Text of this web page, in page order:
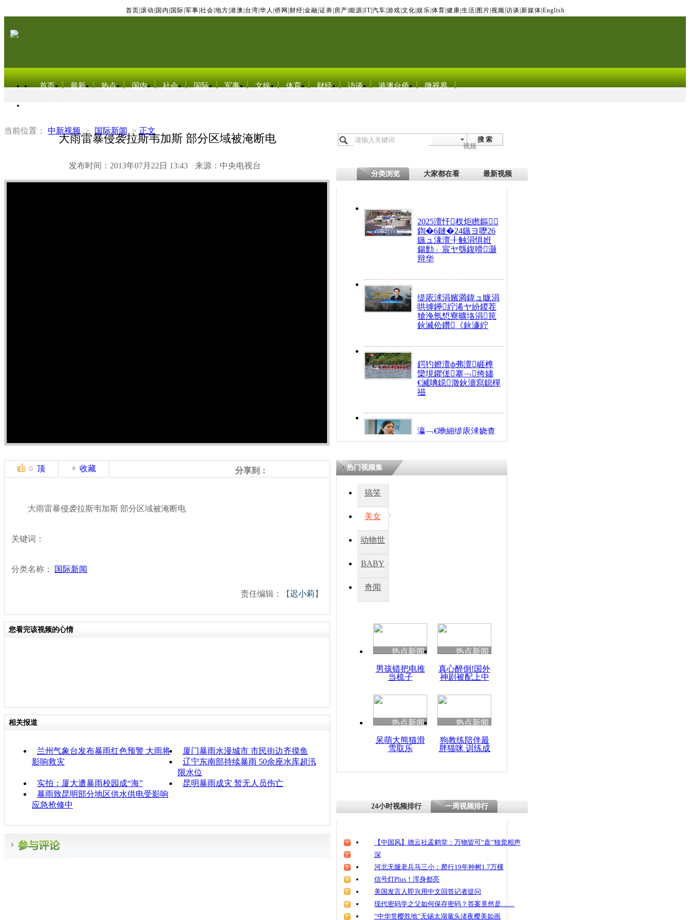
首页 滚动 国内 国际 军事 社会 地方 港澳 台湾 华人 侨网 财经 金融 证券 房产 能源 IT| 汽车 游戏 文化 娱乐 体育 健康 生活 图片 视频 访谈 新媒体 English
首页 最新 热点 国内 社会 国际 军事 文娱 体育 财经 访谈 港澳台侨 微视界
当前位置： 中新视频 > 国际新闻 > 正文
大雨雷暴侵袭拉斯韦加斯 部分区域被淹断电
发布时间：2013年07月22日 13:43 来源：中央电视台
搜 索
视频
分类浏览 大家都在看 最新视频
2025澶忓杈炬矁鏂
鍧�6鏈�24鏃ヨ嚦26
鏃ュ湪澶╂触涓惧姙
鍚勯」宸ヤ綔鍑嗗灏
辩华
缇庡浗涓嬪満鍏ュ眬涓
哄摢鑸紵浠ヤ紛鍐茬
獊浼氬惁寮曠垎涓笢
鈥滅伀鑽《鈥濓紵
鍔犳嬁澶ф弗澶崕榫
欒垷鑺傞搴﹁绔嬧
€滅唺鐚澂鈥濇寫鎴樿
禌
瀛﹁€咃細缇庡浗娆查
€间笢鍗椾簹涓庝腑鍥
瘑灞€
0 顶 收藏 分享到：
大雨雷暴侵袭拉斯韦加斯 部分区域被淹断电
关键词：
分类名称： 国际新闻
责任编辑：【迟小莉 】
您看完该视频的心情
相关报道
兰州气象台发布暴雨红色预警 大雨将
影响救灾
厦门暴雨水漫城市 市民街边齐摸鱼
辽宁东南部持续暴雨 50余座水库超汛
限水位
实拍：厦大遭暴雨校园成“海”
昆明暴雨成灾 暂无人员伤亡
暴雨致昆明部分地区供水供电受影响
应急抢修中
热门视频集
搞笑
美女
动物世
BABY
秀
奇闻
热点新闻
男孩错把电推
当梳子
热点新闻
真心醉倒!国外
神剧被配上中
热点新闻
呆萌大熊猫滑
雪取乐
热点新闻
狗教练陪伴最
胖猫咪 训练成
24小时视频排行 一周视频排行
【中国风】德云社孟鹤堂：万物皆可“盘”独觉相声
深
河北无腿老兵马三小：爬行19年种树1.7万棵
信号灯Plus！浑身都亮
美国发言人即兴用中文回答记者提问
现代密码学之父如何保存密码？答案竟然是……
“中华赏樱胜地”无锡太湖鼋头渚夜樱美如画